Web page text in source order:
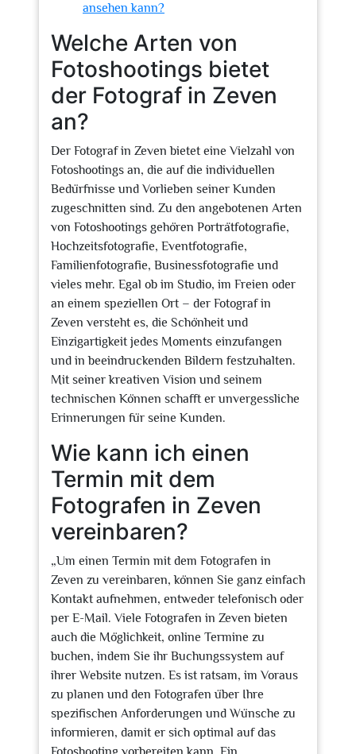
ansehen kann?
Welche Arten von
Fotoshootings bietet
der Fotograf in Zeven
an?
Der Fotograf in Zeven bietet eine Vielzahl von
Fotoshootings an, die auf die individuellen
Bedürfnisse und Vorlieben seiner Kunden
zugeschnitten sind. Zu den angebotenen Arten
von Fotoshootings gehören Porträtfotografie,
Hochzeitsfotografie, Eventfotografie,
Familienfotografie, Businessfotografie und
vieles mehr. Egal ob im Studio, im Freien oder
an einem speziellen Ort – der Fotograf in
Zeven versteht es, die Schönheit und
Einzigartigkeit jedes Moments einzufangen
und in beeindruckenden Bildern festzuhalten.
Mit seiner kreativen Vision und seinem
technischen Können schafft er unvergessliche
Erinnerungen für seine Kunden.
Wie kann ich einen
Termin mit dem
Fotografen in Zeven
vereinbaren?
„Um einen Termin mit dem Fotografen in
Zeven zu vereinbaren, können Sie ganz einfach
Kontakt aufnehmen, entweder telefonisch oder
per E-Mail. Viele Fotografen in Zeven bieten
auch die Möglichkeit, online Termine zu
buchen, indem Sie ihr Buchungssystem auf
ihrer Website nutzen. Es ist ratsam, im Voraus
zu planen und den Fotografen über Ihre
spezifischen Anforderungen und Wünsche zu
informieren, damit er sich optimal auf das